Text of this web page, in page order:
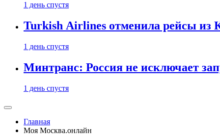
1 день спустя
Turkish Airlines отменила рейсы из
1 день спустя
Минтранс: Россия не исключает
1 день спустя
Главная
Моя Москва.онлайн